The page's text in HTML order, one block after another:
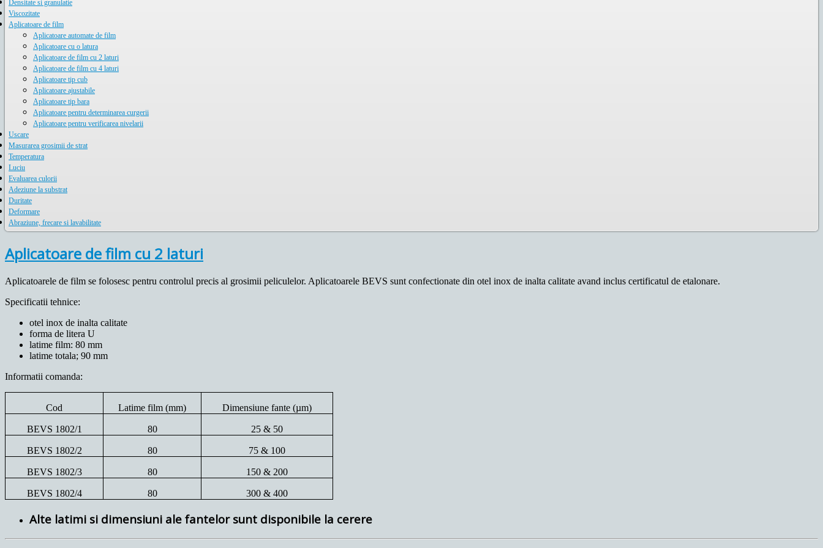
Densitate si granulatie
Viscozitate
Aplicatoare de film
Aplicatoare automate de film
Aplicatoare cu o latura
Aplicatoare de film cu 2 laturi
Aplicatoare de film cu 4 laturi
Aplicatoare tip cub
Aplicatoare ajustabile
Aplicatoare tip bara
Aplicatoare pentru determinarea curgerii
Aplicatoare pentru verificarea nivelarii
Uscare
Masurarea grosimii de strat
Temperatura
Luciu
Evaluarea culorii
Adeziune la substrat
Duritate
Deformare
Abraziune, frecare si lavabilitate
Aplicatoare de film cu 2 laturi
Aplicatoarele de film se folosesc pentru controlul precis al grosimii peliculelor. Aplicatoarele BEVS sunt confectionate din otel inox de inalta calitate avand inclus certificatul de etalonare.
Specificatii tehnice:
otel inox de inalta calitate
forma de litera U
latime film: 80 mm
latime totala; 90 mm
Informatii comanda:
Cod Latime film (mm) Dimensiune fante (µm)
BEVS 1802/1 80 25 & 50
BEVS 1802/2 80 75 & 100
BEVS 1802/3 80 150 & 200
BEVS 1802/4 80 300 & 400
Alte latimi si dimensiuni ale fantelor sunt disponibile la cerere